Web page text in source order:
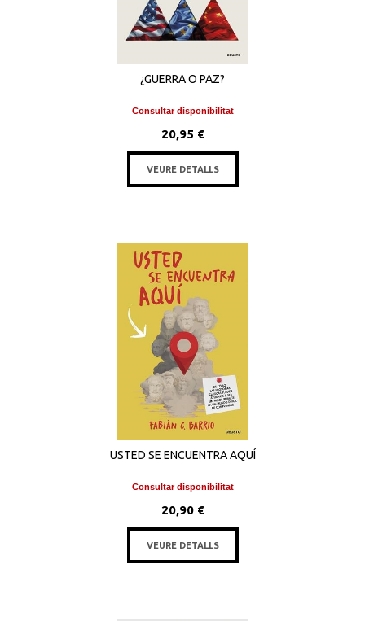
¿GUERRA O PAZ?
Consultar disponibilitat
20,95 €
VEURE DETALLS
USTED SE ENCUENTRA AQUÍ
Consultar disponibilitat
20,90 €
VEURE DETALLS